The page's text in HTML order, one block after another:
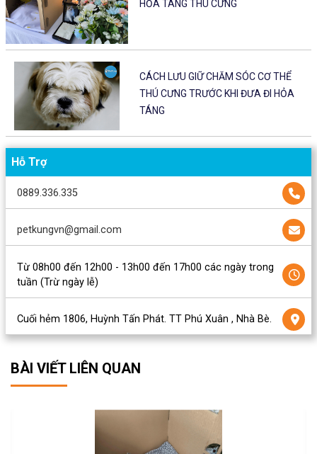
HỎA TÁNG THÚ CƯNG
CÁCH LƯU GIỮ CHĂM SÓC CƠ THỂ
THÚ CƯNG TRƯỚC KHI ĐƯA ĐI HỎA
TÁNG
Hỗ Trợ
0889.336.335
petkungvn@gmail.com
Từ 08h00 đến 12h00 - 13h00 đến 17h00 các ngày trong
tuần (Trừ ngày lễ)
Cuối hẻm 1806, Huỳnh Tấn Phát. TT Phú Xuân , Nhà Bè.
BÀI VIẾT LIÊN QUAN